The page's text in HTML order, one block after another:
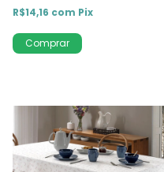
R$14,16 com Pix